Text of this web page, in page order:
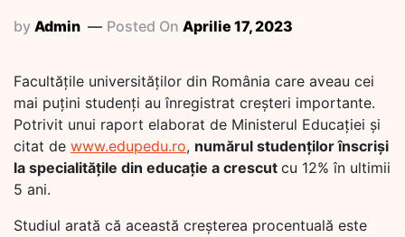
by Admin Posted On Aprilie 17, 2023
Facultățile universităților din România care aveau cei
mai puțini studenți au înregistrat creșteri importante.
Potrivit unui raport elaborat de Ministerul Educației și
citat de www.edupedu.ro, numărul studenților înscriși
la specialitățile din educație a crescut cu 12% în ultimii
5 ani.
Studiul arată că această creșterea procentuală este